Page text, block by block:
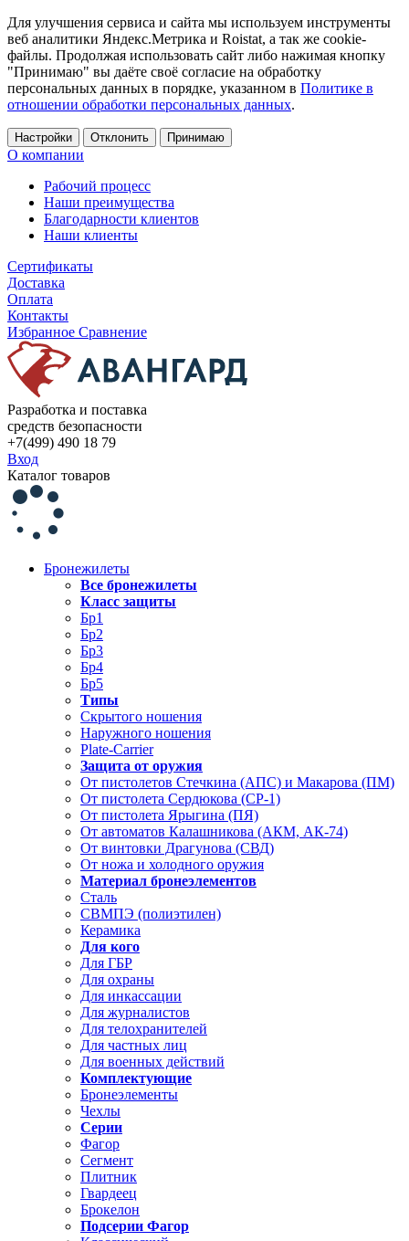
Для улучшения сервиса и сайта мы используем инструменты
веб аналитики Яндекс.Метрика и Roistat, а так же cookie-
файлы. Продолжая использовать сайт либо нажимая кнопку
"Принимаю" вы даёте своё согласие на обработку
персональных данных в порядке, указанном в Политике в
отношении обработки персональных данных.
Настройки Отклонить Принимаю
О компании
Рабочий процесс
Наши преимущества
Благодарности клиентов
Наши клиенты
Сертификаты
Доставка
Оплата
Контакты
Избранное Сравнение
Разработка и поставка
средств безопасности
+7(499) 490 18 79
Вход
Каталог товаров
Бронежилеты
Все бронежилеты
Класс защиты
Бр1
Бр2
Бр3
Бр4
Бр5
Типы
Скрытого ношения
Наружного ношения
Plate-Carrier
Защита от оружия
От пистолетов Стечкина (АПС) и Макарова (ПМ)
От пистолета Сердюкова (СР-1)
От пистолета Ярыгина (ПЯ)
От автоматов Калашникова (АКМ, АК-74)
От винтовки Драгунова (СВД)
От ножа и холодного оружия
Материал бронеэлементов
Сталь
СВМПЭ (полиэтилен)
Керамика
Для кого
Для ГБР
Для охраны
Для инкассации
Для журналистов
Для телохранителей
Для частных лиц
Для военных действий
Комплектующие
Бронеэлементы
Чехлы
Серии
Фагор
Сегмент
Плитник
Гвардеец
Брокелон
Подсерии Фагор